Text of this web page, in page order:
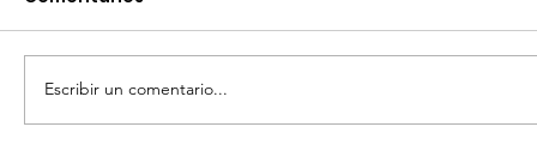
Escribir un comentario...